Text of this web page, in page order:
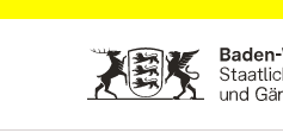
Zum Hauptinhalt springen